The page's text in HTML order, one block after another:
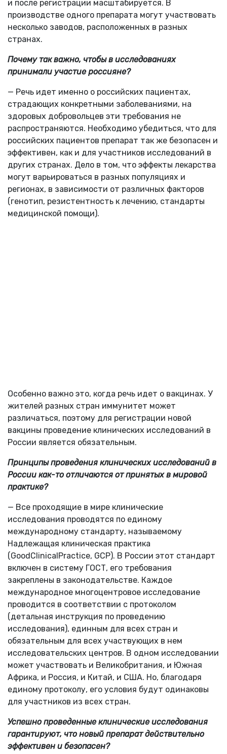
и после регистрации масштабируется. В
производстве одного препарата могут участвовать
несколько заводов, расположенных в разных
странах.
Почему так важно, чтобы в исследованиях
принимали участие россияне?
— Речь идет именно о российских пациентах,
страдающих конкретными заболеваниями, на
здоровых добровольцев эти требования не
распространяются. Необходимо убедиться, что для
российских пациентов препарат так же безопасен и
эффективен, как и для участников исследований в
других странах. Дело в том, что эффекты лекарства
могут варьироваться в разных популяциях и
регионах, в зависимости от различных факторов
(генотип, резистентность к лечению, стандарты
медицинской помощи).
Особенно важно это, когда речь идет о вакцинах. У
жителей разных стран иммунитет может
различаться, поэтому для регистрации новой
вакцины проведение клинических исследований в
России является обязательным.
Принципы проведения клинических исследований в
России как-то отличаются от принятых в мировой
практике?
— Все проходящие в мире клинические
исследования проводятся по единому
международному стандарту, называемому
Надлежащая клиническая практика
(GoodClinicalPractice, GCP). В России этот стандарт
включен в систему ГОСТ, его требования
закреплены в законодательстве. Каждое
международное многоцентровое исследование
проводится в соответствии с протоколом
(детальная инструкция по проведению
исследования), единным для всех стран и
обязательным для всех участвующих в нем
исследовательских центров. В одном исследовании
может участвовать и Великобритания, и Южная
Африка, и Россия, и Китай, и США. Но, благодаря
единому протоколу, его условия будут одинаковы
для участников из всех стран.
Успешно проведенные клинические исследования
гарантируют, что новый препарат действительно
эффективен и безопасен?